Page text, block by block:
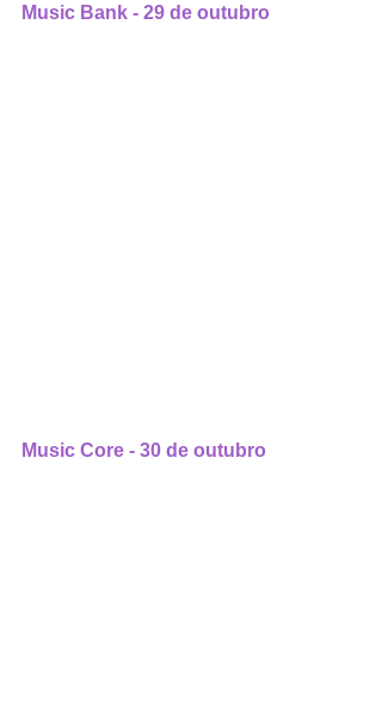
Music Bank - 29 de outubro
Music Core - 30 de outubro